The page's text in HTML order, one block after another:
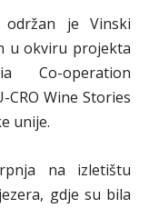
je Vinski
u okviru projekta
Co-operation
CRO Wine Stories
unije.
na izletištu
gdje su bila